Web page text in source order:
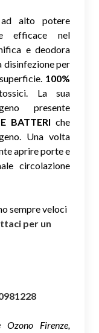
alto potere
efficace nel
e deodora
disinfezione per
100%
La sua
presente
BATTERI che
Una volta
aprire porte e
circolazione
sempre veloci
per un
Ozono Firenze,